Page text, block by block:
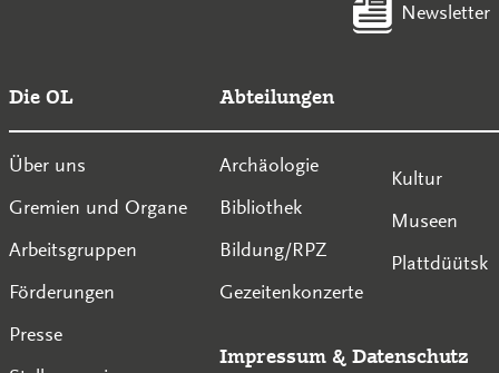
Newsletter
Die OL
Über uns
Gremien und Organe
Arbeitsgruppen
Förderungen
Presse
Abteilungen
Archäologie
Bibliothek
Bildung/RPZ
Gezeitenkonzerte
Kultur
Museen
Plattdüütsk
Impressum & Datenschutz